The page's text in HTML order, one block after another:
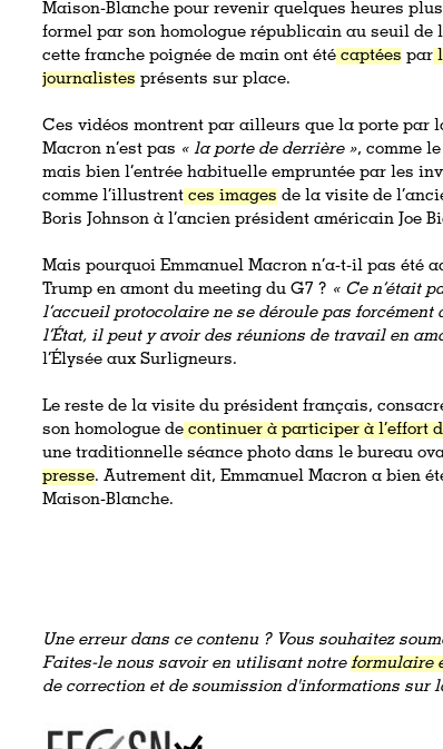
Maison-Blanche pour revenir quelques heures
formel par son homologue républicain au seuil de
cette franche poignée de main ont été captées par
journalistes présents sur place.
Ces vidéos montrent par ailleurs que la porte par
Macron n’est pas « la porte de derrière », comme
mais bien l’entrée habituelle empruntée par les
comme l’illustrent ces images de la visite de
Boris Johnson à l’ancien président américain Joe
Mais pourquoi Emmanuel Macron n’a-t-il pas été
Trump en amont du meeting du G7 ? « Ce n’était
l’accueil protocolaire ne se déroule pas
l’État, il peut y avoir des réunions de travail en
l’Élysée aux Surligneurs.
Le reste de la visite du président français,
son homologue de continuer à participer à l’effort
une traditionnelle séance photo dans le bureau
presse. Autrement dit, Emmanuel Macron a bien
Maison-Blanche.
Une erreur dans ce contenu ? Vous souhaitez
Faites-le nous savoir en utilisant notreformulaire
de correction et de soumission d'informations sur